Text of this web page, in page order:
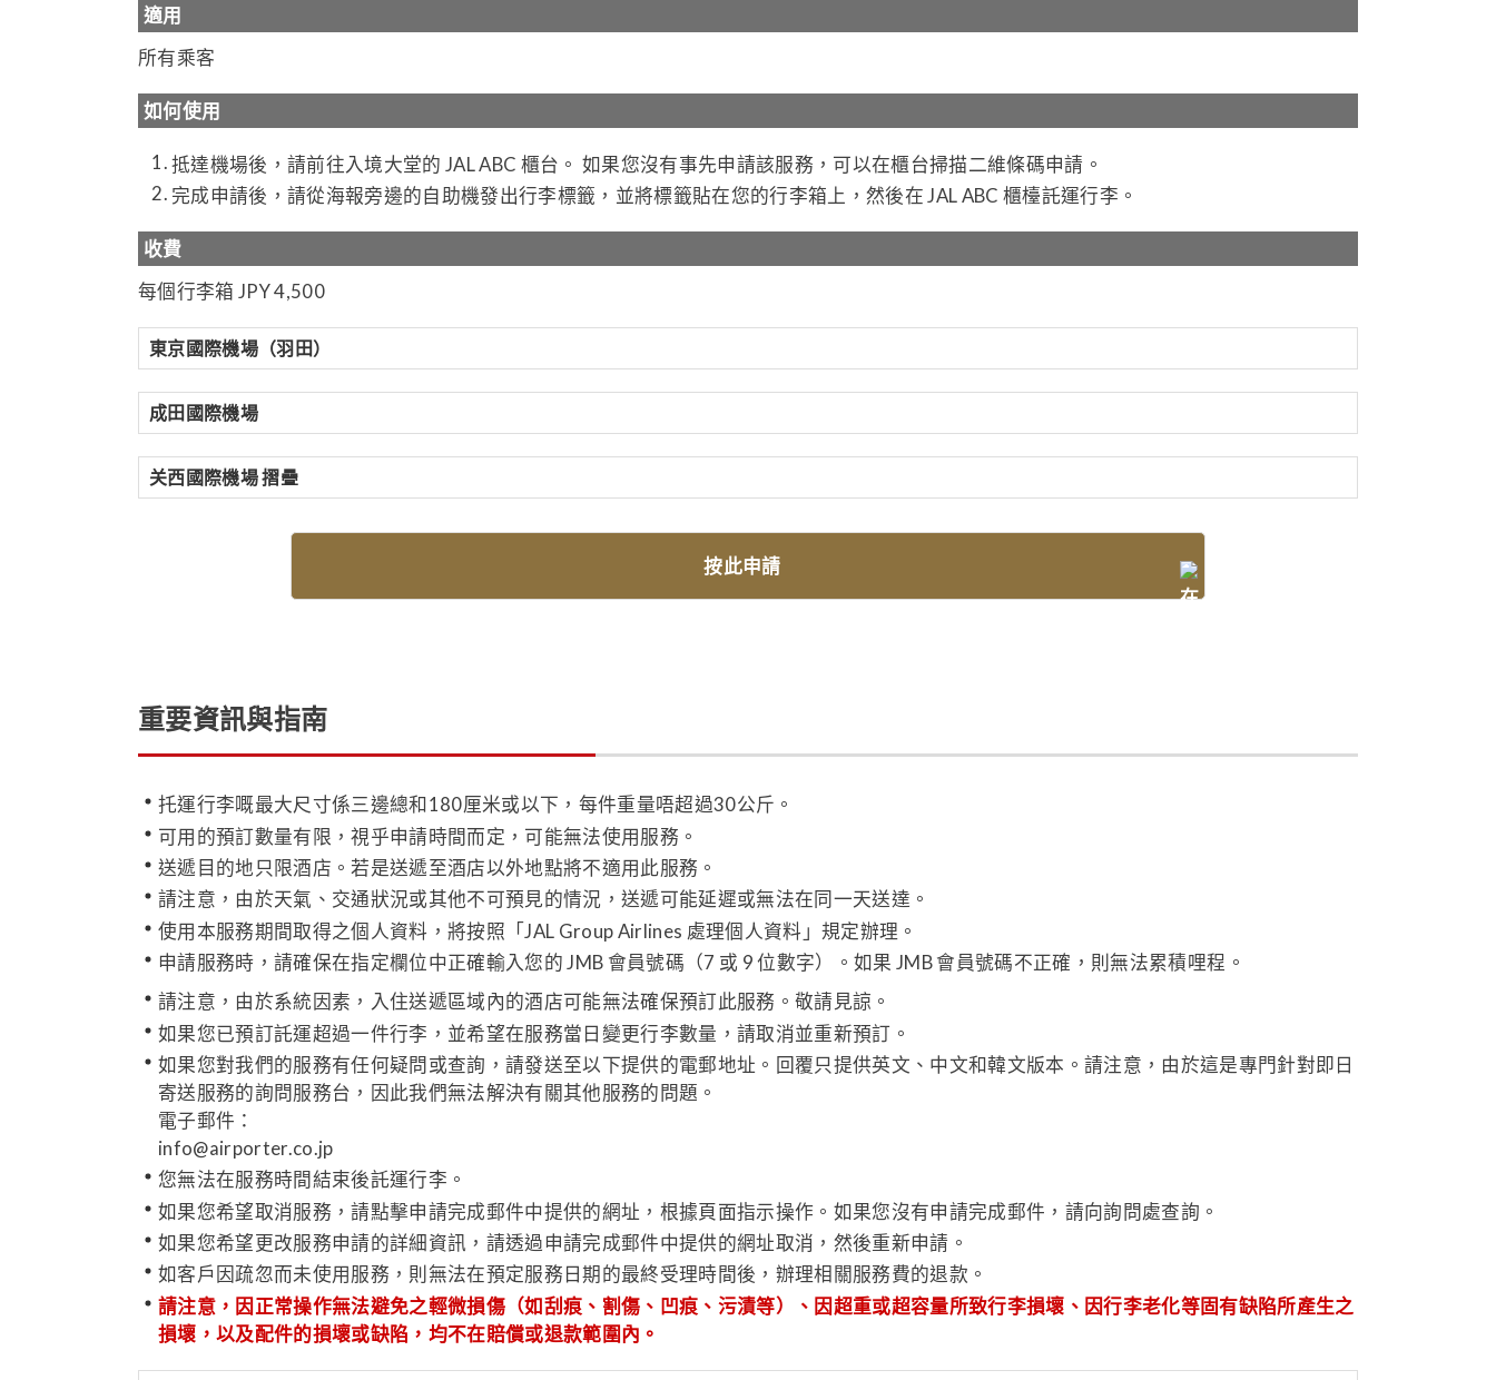
適用
所有乘客
如何使用
抵達機場後，請前往入境大堂的 JAL ABC 櫃台。 如果您沒有事先申請該服務，可以在櫃台掃描二維條碼申請。
完成申請後，請從海報旁邊的自助機發出行李標籤，並將標籤貼在您的行李箱上，然後在 JAL ABC 櫃檯託運行李。
收費
每個行李箱 JPY 4,500
東京國際機場（羽田）
成田國際機場
关西國際機場 摺疊
按此申請
重要資訊與指南
托運行李嘅最大尺寸係三邊總和180厘米或以下，每件重量唔超過30公斤。
可用的預訂數量有限，視乎申請時間而定，可能無法使用服務。
送遞目的地只限酒店。若是送遞至酒店以外地點將不適用此服務。
請注意，由於天氣、交通狀況或其他不可預見的情況，送遞可能延遲或無法在同一天送達。
使用本服務期間取得之個人資料，將按照「JAL Group Airlines 處理個人資料」規定辦理。
申請服務時，請確保在指定欄位中正確輸入您的 JMB 會員號碼（7 或 9 位數字）。如果 JMB 會員號碼不正確，則無法累積哩程。
請注意，由於系統因素，入住送遞區域內的酒店可能無法確保預訂此服務。敬請見諒。
如果您已預訂託運超過一件行李，並希望在服務當日變更行李數量，請取消並重新預訂。
如果您對我們的服務有任何疑問或查詢，請發送至以下提供的電郵地址。回覆只提供英文、中文和韓文版本。請注意，由於這是專門針對即日
寄送服務的詢問服務台，因此我們無法解決有關其他服務的問題。
電子郵件：
info@airporter.co.jp
您無法在服務時間結束後託運行李。
如果您希望取消服務，請點擊申請完成郵件中提供的網址，根據頁面指示操作。如果您沒有申請完成郵件，請向詢問處查詢。
如果您希望更改服務申請的詳細資訊，請透過申請完成郵件中提供的網址取消，然後重新申請。
如客戶因疏忽而未使用服務，則無法在預定服務日期的最終受理時間後，辦理相關服務費的退款。
請注意，因正常操作無法避免之輕微損傷（如刮痕、割傷、凹痕、污漬等）、因超重或超容量所致行李損壞、因行李老化等固有缺陷所產生之
損壞，以及配件的損壞或缺陷，均不在賠償或退款範圍內。